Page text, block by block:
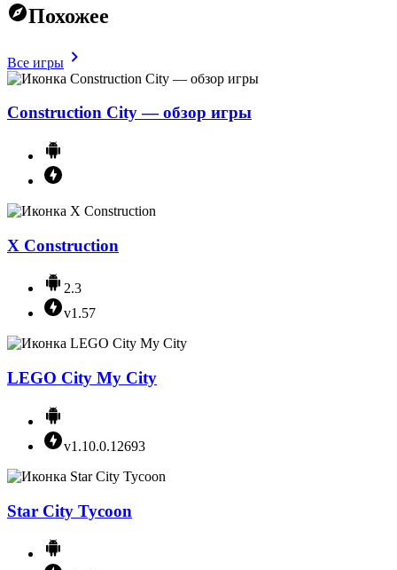
Похожее
Все игры
Construction City — обзор игры
X Construction
2.3
v1.57
LEGO City My City
v1.10.0.12693
Star City Tycoon